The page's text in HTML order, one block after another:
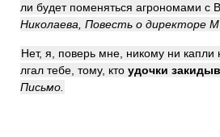
ли будет поменяться агрономами с
Николаева, Повесть о директоре
Нет, я, поверь мне, никому ни капли
лгал тебе, тому, кто удочки
Письмо.